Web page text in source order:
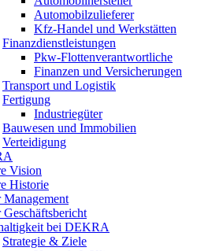
Automobilzulieferer
Kfz-Handel und Werkstätten
Finanzdienstleistungen
Pkw‑Flottenverantwortliche
Finanzen und Versicherungen
Transport und Logistik
Fertigung
Industriegüter
Bauwesen und Immobilien
Verteidigung
Vision
Historie
Management
Geschäftsbericht
bei DEKRA
Strategie & Ziele